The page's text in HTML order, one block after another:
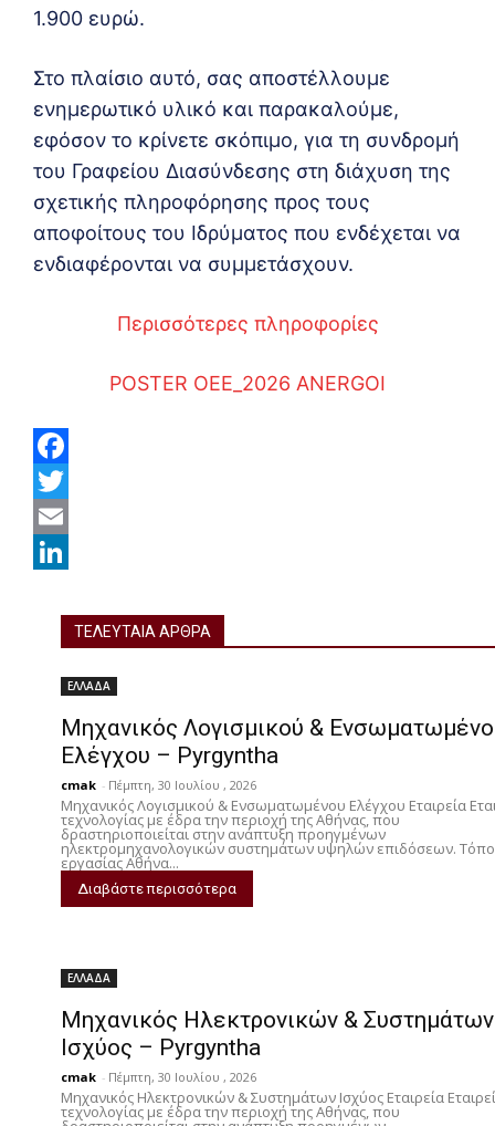
1.900 ευρώ.
Στο πλαίσιο αυτό, σας αποστέλλουμε
ενημερωτικό υλικό και παρακαλούμε,
εφόσον το κρίνετε σκόπιμο, για τη συνδρομή
του Γραφείου Διασύνδεσης στη διάχυση της
σχετικής πληροφόρησης προς τους
αποφοίτους του Ιδρύματος που ενδέχεται να
ενδιαφέρονται να συμμετάσχουν.
Περισσότερες πληροφορίες
POSTER OEE_2026 ANERGOI
F
a
c
T
w
E
ΤΕΛΕΥΤΑΙΑ ΑΡΘΡΑ
ΕΛΛΑΔΑ
Μηχανικός Λογισμικού &
Ελέγχου – Pyrgyntha
cmak - Πέμπτη, 30 Ιουλίου , 2026
Μηχανικός Λογισμικού & Ενσωματωμένου Ελέγχου Εταιρεία
τεχνολογίας με έδρα την περιοχή της Αθήνας, που
δραστηριοποιείται στην ανάπτυξη προηγμένων
ηλεκτρομηχανολογικών συστημάτων υψηλών επιδόσεων.
εργασίας Αθήνα...
Διαβάστε περισσότερα
ΕΛΛΑΔΑ
Μηχανικός Ηλεκτρονικών & Συστημάτων
Ισχύος – Pyrgyntha
cmak - Πέμπτη, 30 Ιουλίου , 2026
Μηχανικός Ηλεκτρονικών & Συστημάτων Ισχύος Εταιρεία
τεχνολογίας με έδρα την περιοχή της Αθήνας, που